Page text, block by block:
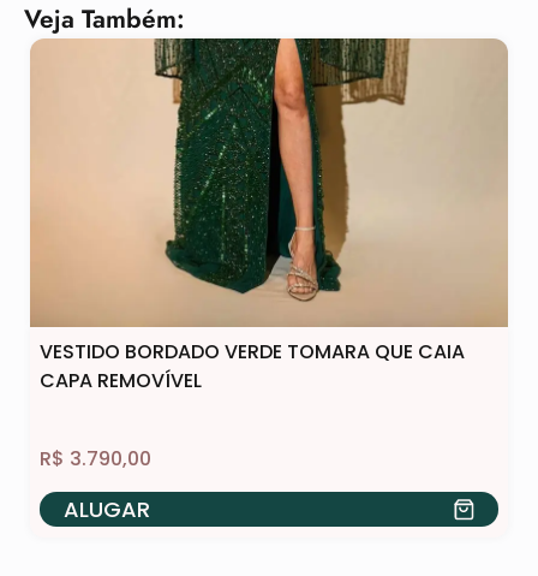
Veja Também:
VESTIDO BORDADO VERDE TOMARA QUE CAIA
CAPA REMOVÍVEL
R$ 3.790,00
ALUGAR